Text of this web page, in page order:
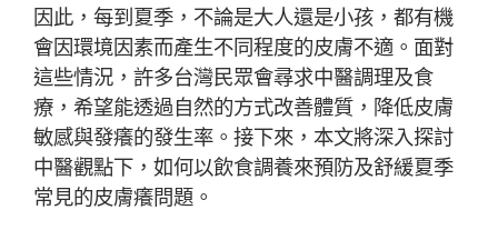
因此，每到夏季，不論是大人還是小孩，都有機
會因環境因素而產生不同程度的皮膚不適。面對
這些情況，許多台灣民眾會尋求中醫調理及食
療，希望能透過自然的方式改善體質，降低皮膚
敏感與發癢的發生率。接下來，本文將深入探討
中醫觀點下，如何以飲食調養來預防及舒緩夏季
常見的皮膚癢問題。